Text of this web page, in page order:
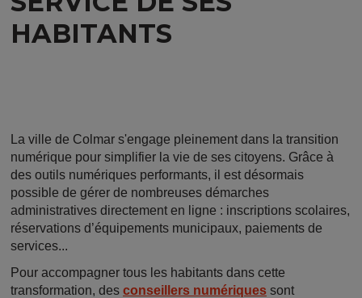
HABITANTS
La ville de Colmar s'engage pleinement dans la transition
numérique pour simplifier la vie de ses citoyens. Grâce à
des outils numériques performants, il est désormais
possible de gérer de nombreuses démarches
administratives directement en ligne : inscriptions scolaires,
réservations d’équipements municipaux, paiements de
services...
Pour accompagner tous les habitants dans cette
transformation, des conseillers numériques sont